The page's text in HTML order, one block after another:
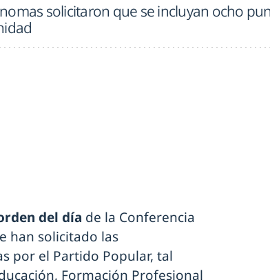
solicitaron que se incluyan ocho
del día de la Conferencia
han solicitado las
por el Partido Popular, tal
Formación Profesional